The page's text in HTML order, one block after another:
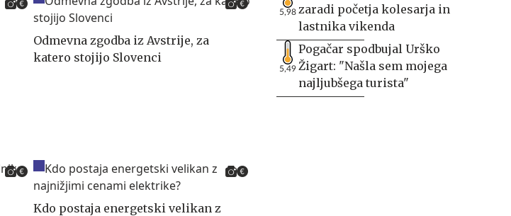
Odmevna zgodba iz Avstrije, za
katero stojijo Slovenci
Kdo postaja energetski velikan z
5,98 zaradi početja kolesarja in
lastnika vikenda
5,49
Pogačar spodbujal Urško
Žigart: "Našla sem mojega
najljubšega turista"